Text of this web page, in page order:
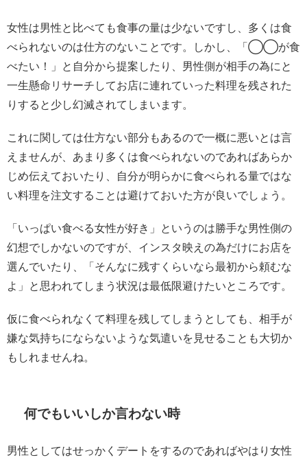
女性は男性と比べても食事の量は少ないですし、多くは食
べられないのは仕方のないことです。しかし、「◯◯が食
べたい！」と自分から提案したり、男性側が相手の為にと
一生懸命リサーチしてお店に連れていった料理を残された
りすると少し幻滅されてしまいます。
これに関しては仕方ない部分もあるので一概に悪いとは言
えませんが、あまり多くは食べられないのであればあらか
じめ伝えておいたり、自分が明らかに食べられる量ではな
い料理を注文することは避けておいた方が良いでしょう。
「いっぱい食べる女性が好き」というのは勝手な男性側の
幻想でしかないのですが、インスタ映えの為だけにお店を
選んでいたり、「そんなに残すくらいなら最初から頼むな
よ」と思われてしまう状況は最低限避けたいところです。
仮に食べられなくて料理を残してしまうとしても、相手が
嫌な気持ちにならないような気遣いを見せることも大切か
もしれませんね。
何でもいいしか言わない時
男性としてはせっかくデートをするのであればやはり女性